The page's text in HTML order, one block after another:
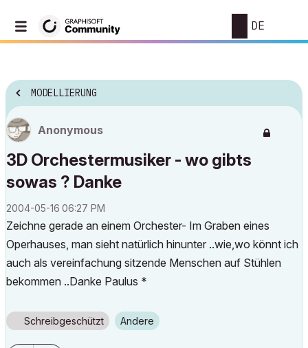
DE
MODELLIERUNG
Anonymous
3D Orchestermusiker - wo gibts
sowas ? Danke
‎2004-05-16 06:27 PM
Zeichne gerade an einem Orchester- Im Graben eines
Operhauses, man sieht natürlich hinunter ..wie,wo könnt ich
auch als vereinfachung sitzende Menschen auf Stühlen
bekommen ..Danke Paulus *
Schreibgeschützt Andere